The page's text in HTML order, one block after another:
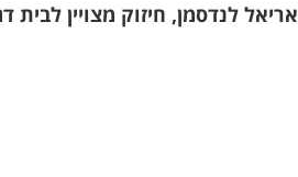
אריאל לנדסמן, חיזוק מצויין לבית